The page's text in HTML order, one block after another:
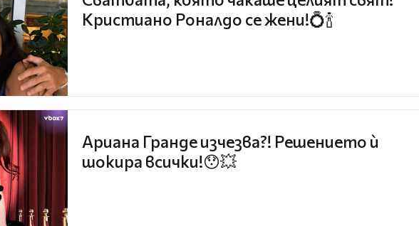
Кристиано Роналдо се жени!💍🍾
Ариана Гранде изчезва?! Решението ѝ
шокира всички!😯💥